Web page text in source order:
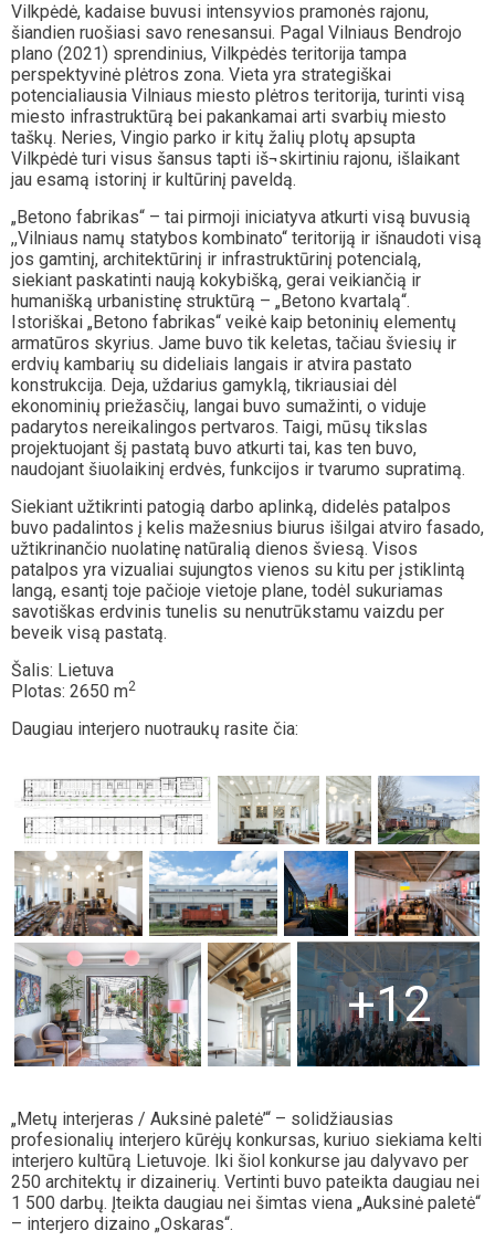
Vilkpėdė, kadaise buvusi intensyvios pramonės rajonu,
šiandien ruošiasi savo renesansui. Pagal Vilniaus Bendrojo
plano (2021) sprendinius, Vilkpėdės teritorija tampa
perspektyvinė plėtros zona. Vieta yra strategiškai
potencialiausia Vilniaus miesto plėtros teritorija, turinti visą
miesto infrastruktūrą bei pakankamai arti svarbių miesto
taškų. Neries, Vingio parko ir kitų žalių plotų apsupta
Vilkpėdė turi visus šansus tapti iš¬skirtiniu rajonu, išlaikant
jau esamą istorinį ir kultūrinį paveldą.
„Betono fabrikas“ – tai pirmoji iniciatyva atkurti visą buvusią
,,Vilniaus namų statybos kombinato“ teritoriją ir išnaudoti visą
jos gamtinį, architektūrinį ir infrastruktūrinį potencialą,
siekiant paskatinti naują kokybišką, gerai veikiančią ir
humanišką urbanistinę struktūrą – „Betono kvartalą“.
Istoriškai „Betono fabrikas“ veikė kaip betoninių elementų
armatūros skyrius. Jame buvo tik keletas, tačiau šviesių ir
erdvių kambarių su dideliais langais ir atvira pastato
konstrukcija. Deja, uždarius gamyklą, tikriausiai dėl
ekonominių priežasčių, langai buvo sumažinti, o viduje
padarytos nereikalingos pertvaros. Taigi, mūsų tikslas
projektuojant šį pastatą buvo atkurti tai, kas ten buvo,
naudojant šiuolaikinį erdvės, funkcijos ir tvarumo supratimą.
Siekiant užtikrinti patogią darbo aplinką, didelės patalpos
buvo padalintos į kelis mažesnius biurus išilgai atviro fasado,
užtikrinančio nuolatinę natūralią dienos šviesą. Visos
patalpos yra vizualiai sujungtos vienos su kitu per įstiklintą
langą, esantį toje pačioje vietoje plane, todėl sukuriamas
savotiškas erdvinis tunelis su nenutrūkstamu vaizdu per
beveik visą pastatą.
Šalis: Lietuva
Plotas: 2650 m2
Daugiau interjero nuotraukų rasite čia:
+12
„Metų interjeras / Auksinė paletė’“ – solidžiausias
profesionalių interjero kūrėjų konkursas, kuriuo siekiama kelti
interjero kultūrą Lietuvoje. Iki šiol konkurse jau dalyvavo per
250 architektų ir dizainerių. Vertinti buvo pateikta daugiau nei
1 500 darbų. Įteikta daugiau nei šimtas viena „Auksinė paletė“
– interjero dizaino „Oskaras“.